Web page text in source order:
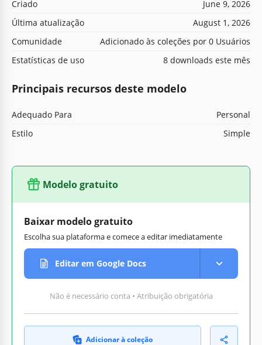
Criado
June 9, 2026
Última atualização
August 1, 2026
Comunidade
Adicionado às coleções por 0 Usuários
Estatísticas de uso
8 downloads este mês
Principais recursos deste modelo
Adequado Para
Personal
Estilo
Simple
Modelo gratuito
Baixar modelo gratuito
Escolha sua plataforma e comece a editar imediatamente
Editar em Google Docs
Não é necessário conta • Atribuição obrigatória
Adicionar à coleção